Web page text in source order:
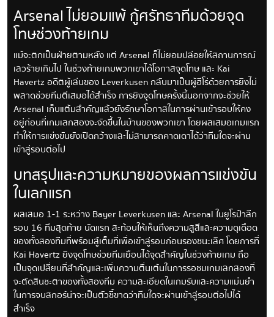
Arsenal ไม่ยอมแพ้ กู้ศรัทธาทีมด้วยจุด
โทษช่วงท้ายเกม
แม้จะตกเป็นฝ่ายตามหลัง แต่ Arsenal ก็ไม่ยอมปล่อยให้สถานการณ์
เลวร้ายเกินไป ในช่วงท้ายเกมพวกเขาได้โอกาสจุดโทษ และ Kai
Havertz อดีตผู้เล่นของ Leverkusen กลับมาเป็นผู้ฮีโร่ด้วยการยิงไม่
พลาดช่วยทีมตีเสมอได้สำเร็จ การยิงจุดโทษครั้งนี้นอกจากจะช่วยให้
Arsenal เก็บแต้มสำคัญแล้วยังรักษาโอกาสในการผ่านเข้ารอบให้คง
อยู่ก่อนที่เกมเลกสองจะจัดขึ้นในบ้านของพวกเขา โดยผลเสมอเกมแรก
ทำให้การแข่งขันยังเปิดกว้างและไม่สามารถคาดเดาได้ว่าทีมใดจะผ่าน
เข้าสู่รอบต่อไป
บทสรุปและความหมายของผลการแข่งขัน
ในเลกแรก
ผลเสมอ 1-1 ระหว่าง Bayer Leverkusen และ Arsenal ในยูโรป้าลีก
รอบ 16 ทีมสุดท้าย นัดแรก สะท้อนให้เห็นถึงความสูสีและความดุเดือด
ของทั้งสองทีมที่พร้อมสู้เต็มที่เพื่อเข้าสู่รอบก่อนรองชนะเลิศ โดยการที่
Kai Havertz ยิงจุดโทษช่วยทีมเยือนได้จุดสำคัญในช่วงท้ายเกม ถือ
เป็นจุดเปลี่ยนที่สำคัญและเพิ่มความตื่นเต้นในการรอชมเกมเลกสองที่
จะตัดสินชะตาของทั้งสองทีม ความละเอียดในเกมรับและความแม่นยำ
ในการจบสกอร์น่าจะเป็นตัวชี้ขาดว่าทีมใดจะผ่านเข้าสู่รอบต่อไปได้
สำเร็จ